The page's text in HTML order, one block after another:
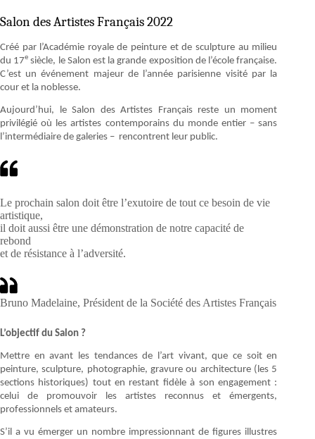
Salon des Artistes Français 2022
Créé par l’Académie royale de peinture et de sculpture au milieu
du 17e siècle, le Salon est la grande exposition de l’école française.
C’est un événement majeur de l’année parisienne visité par la
cour et la noblesse.
Aujourd’hui, le Salon des Artistes Français reste un moment
privilégié où les artistes contemporains du monde entier – sans
l’intermédiaire de galeries – rencontrent leur public.
Le prochain salon doit être l’exutoire de tout ce besoin de vie
artistique,
il doit aussi être une démonstration de notre capacité de
rebond
et de résistance à l’adversité.
Bruno Madelaine, Président de la Société des Artistes Français
L’objectif du Salon ?
Mettre en avant les tendances de l’art vivant, que ce soit en
peinture, sculpture, photographie, gravure ou architecture (les 5
sections historiques) tout en restant fidèle à son engagement :
celui de promouvoir les artistes reconnus et émergents,
professionnels et amateurs.
S’il a vu émerger un nombre impressionnant de figures illustres